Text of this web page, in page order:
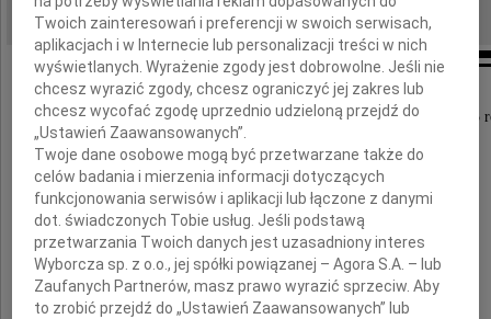
Z głębokim żalem zawiadamiamy, że 7 września 2025
Prof. dr hab. inż.
Twoich zainteresowań i preferencji w swoich serwisach,
aplikacjach i w Internecie lub personalizacji treści w nich
wyświetlanych. Wyrażenie zgody jest dobrowolne. Jeśli nie
chcesz wyrazić zgody, chcesz ograniczyć jej zakres lub
chcesz wycofać zgodę uprzednio udzieloną przejdź do
„Ustawień Zaawansowanych”.
Twoje dane osobowe mogą być przetwarzane także do
celów badania i mierzenia informacji dotyczących
funkcjonowania serwisów i aplikacji lub łączone z danymi
dot. świadczonych Tobie usług. Jeśli podstawą
przetwarzania Twoich danych jest uzasadniony interes
Wyborcza sp. z o.o., jej spółki powiązanej – Agora S.A. – lub
Zaufanych Partnerów, masz prawo wyrazić sprzeciw. Aby
to zrobić przejdź do „Ustawień Zaawansowanych” lub